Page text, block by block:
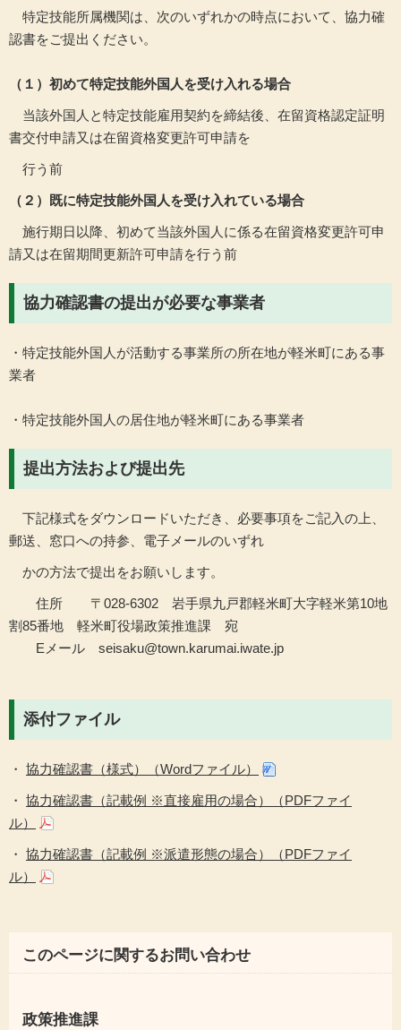
特定技能所属機関は、次のいずれかの時点において、協力確
認書をご提出ください。
（１）初めて特定技能外国人を受け入れる場合
当該外国人と特定技能雇用契約を締結後、在留資格認定証明
書交付申請又は在留資格変更許可申請を
行う前
（２）既に特定技能外国人を受け入れている場合
施行期日以降、初めて当該外国人に係る在留資格変更許可申
請又は在留期間更新許可申請を行う前
協力確認書の提出が必要な事業者
・特定技能外国人が活動する事業所の所在地が軽米町にある事
業者
・特定技能外国人の居住地が軽米町にある事業者
提出方法および提出先
下記様式をダウンロードいただき、必要事項をご記入の上、
郵送、窓口への持参、電子メールのいずれ
かの方法で提出をお願いします。
住所 〒028-6302 岩手県九戸郡軽米町大字軽米第10地
割85番地 軽米町役場政策推進課 宛
Eメール seisaku@town.karumai.iwate.jp
添付ファイル
・ 協力確認書（様式）（Wordファイル）
・ 協力確認書（記載例 ※直接雇用の場合）（PDFファイ
ル）
・ 協力確認書（記載例 ※派遣形態の場合）（PDFファイ
ル）
このページに関するお問い合わせ
政策推進課